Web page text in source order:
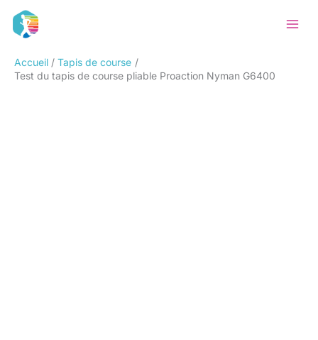
Accueil
Tapis de course
Test du tapis de course pliable Proaction Nyman G6400
Rechercher